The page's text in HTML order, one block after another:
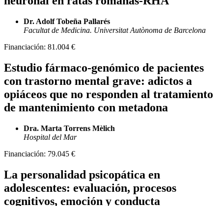
Dr. Adolf Tobeña Pallarés
Facultat de Medicina. Universitat Autònoma de Barcelona
Financiación: 81.004 €
Estudio fármaco-genómico de pacientes
con trastorno mental grave: adictos a
opiáceos que no responden al tratamiento
de mantenimiento con metadona
Dra. Marta Torrens Mèlich
Hospital del Mar
Financiación: 79.045 €
La personalidad psicopática en
adolescentes: evaluación, procesos
cognitivos, emoción y conducta